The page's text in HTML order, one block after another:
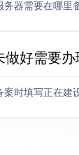
务器需要在哪里
做好需要办
案时填写正在建